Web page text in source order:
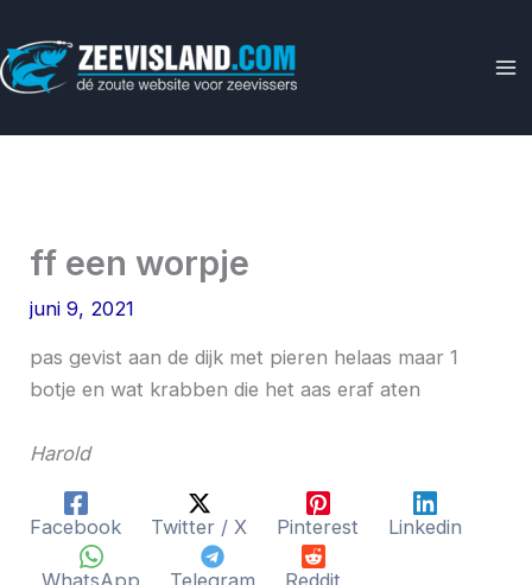
naar
de
ff een worpje
juni 9, 2021
pas gevist aan de dijk met pieren helaas maar 1
botje en wat krabben die het aas eraf aten
Harold
Facebook Twitter / X Pinterest Linkedin